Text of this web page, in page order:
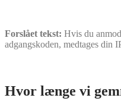
Forslået tekst: Hvis du
adgangskoden, medtages din
Hvor længe vi